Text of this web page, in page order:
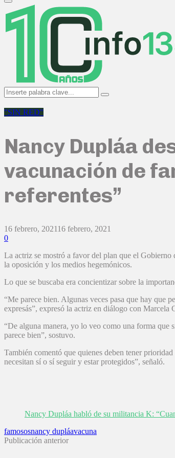
Primary
Menu
Search
for:
Search
"SIN RED"
Nancy Dupláa
vacunación de
referentes”
16 febrero, 202116 febrero, 2021
0
La actriz se mostró a favor del plan que el
la oposición y los medios hegemónicos.
Lo que se buscaba era concientizar sobre la
“Me parece bien. Algunas veces pasa que hay que
expresás”, expresó la actriz en diálogo con
“De alguna manera, yo lo veo como una forma que
parece bien”, sostuvo.
También comentó que quienes deben tener
necesitan sí o sí seguir y estar protegidos”, señaló.
Nancy Dupláa habló de su militancia K:
famososnancy dupláavacuna
Publicación anterior